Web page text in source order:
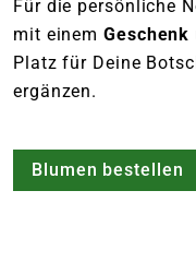
Für die persönliche
mit einemGeschenk
Platz für Deine
ergänzen.
Blumen bestellen